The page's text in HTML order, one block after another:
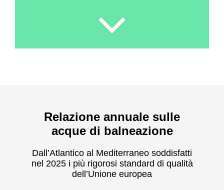
Relazione annuale sulle
acque di balneazione
Dall’Atlantico al Mediterraneo soddisfatti
nel 2025 i più rigorosi standard di qualità
dell’Unione europea